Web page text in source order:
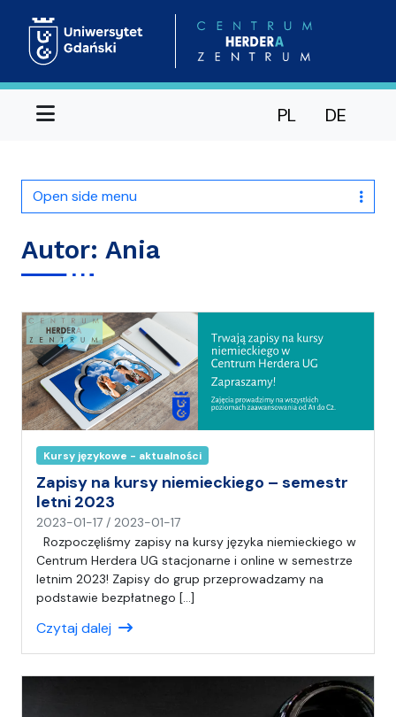
Menu PL DE
Open side menu
Autor: Ania
Kursy językowe - aktualności
Zapisy na kursy niemieckiego – semestr
letni 2023
2023-01-17 / 2023-01-17
a
p
i
s
(
Rozpoczęliśmy zapisy na kursy języka niemieckiego w
Centrum Herdera UG stacjonarne i online w semestrze
letnim 2023! Zapisy do grup przeprowadzamy na
podstawie bezpłatnego […]
Czytaj dalej